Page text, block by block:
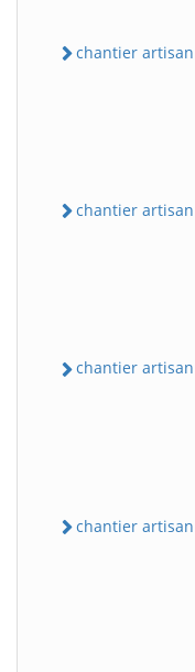
chantier artisan
chantier artisan
chantier artisan
chantier artisan